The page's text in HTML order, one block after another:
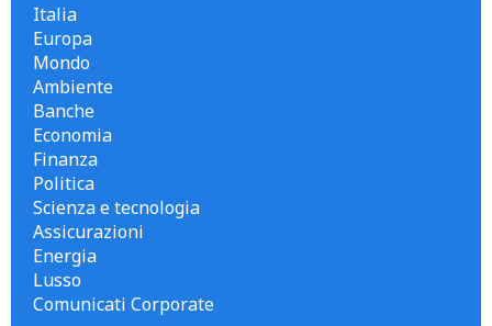
Italia
Europa
Mondo
Ambiente
Banche
Economia
Finanza
Politica
Scienza e tecnologia
Assicurazioni
Energia
Lusso
Comunicati Corporate